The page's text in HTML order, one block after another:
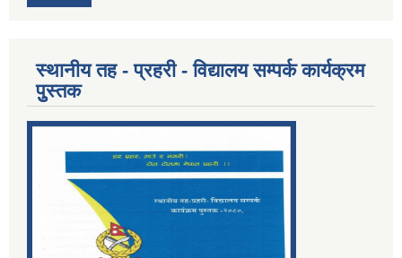
स्थानीय तह - प्रहरी - विद्यालय सम्पर्क कार्यक्रम
पुुस्तक